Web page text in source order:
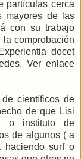
partículas cerca
mayores de las
con su trabajo
comprobación
docet
Ver enlace
científicos de
de que Lisi
o instituto de
de algunos ( a
haciendo surf o